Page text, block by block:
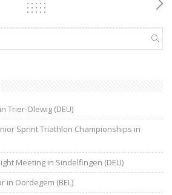
Trier-Olewig (DEU)
Sprint Triathlon Championships in
Meeting in Sindelfingen (DEU)
in Oordegem (BEL)